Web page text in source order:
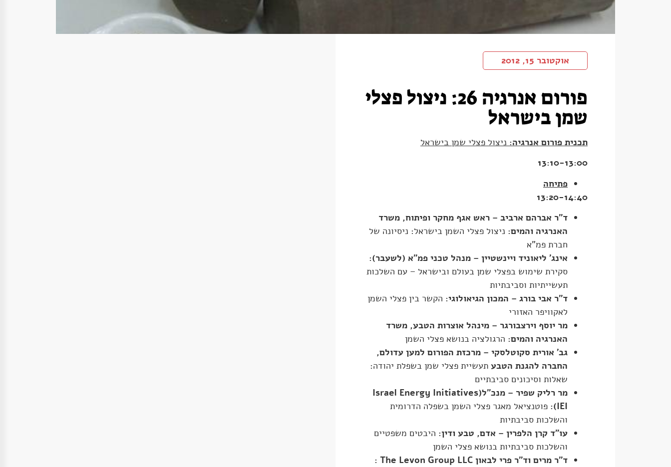
אוקטובר 15, 2012
פורום אנרגיה 26: ניצול פצלי
שמן בישראל
תכנית פורום אנרגיה: ניצול פצלי שמן בישראל
13:10-13:00
פתיחה
13:20-14:40
ד"ר אברהם ארביב – ראש אגף מחקר ופיתוח, משרד
האנרגיה והמים: ניצול פצלי השמן בישראל: ניסיונה של
חברת פמ"א
אינג' ליאוניד ויינשטיין – מנהל טכני פמ"א (לשעבר):
סקירת שימוש בפצלי שמן בעולם ובישראל – עם השלכות
תעשייתיות וסביבתיות
ד"ר אבי בורג – המכון הגיאולוגי: הקשר בין פצלי השמן
לאקוויפר האזורי
מר יוסף וירצבורגר – מינהל אוצרות הטבע, משרד
האנרגיה והמים: הרגולציה בנושא פצלי השמן
גב' אורית סקוטלסקי – מרכזת הפורום למען עדולם,
החברה להגנת הטבע תעשיית פצלי שמן בשפלת יהודה:
שאלות וסיכונים סביבתיים
מר רליק שפיר – מנכ"לIsrael Energy Initiatives)
IEI
): פוטנציאל מאגר פצלי השמן בשפלה הדרומית
והשלכות סביבתיות
עו"ד קרן הלפרין – אדם, טבע ודין: היבטים משפטיים
והשלכות סביבתיות בנושא פצלי השמן
ד"ר מרים וד"ר פרי לבאון
: